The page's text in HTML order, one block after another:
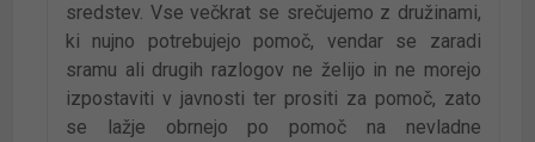
sredstev. Vse večkrat se srečujemo z družinami,
ki nujno potrebujejo pomoč, vendar se zaradi
sramu ali drugih razlogov ne želijo in ne morejo
izpostaviti v javnosti ter prositi za pomoč, zato
se lažje obrnejo po pomoč na nevladne